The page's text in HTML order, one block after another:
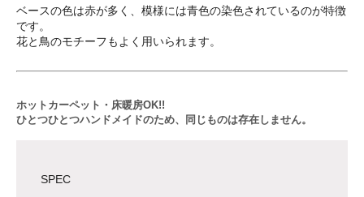
ベースの色は赤が多く、模様には青色の染色されているのが特徴
です。
花と鳥のモチーフもよく用いられます。
ホットカーペット・床暖房OK!!
ひとつひとつハンドメイドのため、同じものは存在しません。
SPEC